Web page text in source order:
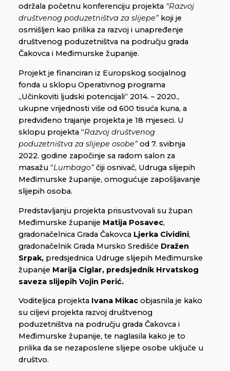
održala početnu konferenciju projekta “Razvoj
društvenog poduzetništva za slijepe” koji je
osmišljen kao prilika za razvoj i unapređenje
društvenog poduzetništva na području grada
Čakovca i Međimurske županije.
Projekt je financiran iz Europskog socijalnog
fonda u sklopu Operativnog programa
„Učinkoviti ljudski potencijali“ 2014. – 2020.,
ukupne vrijednosti više od 600 tisuća kuna, a
predviđeno trajanje projekta je 18 mjeseci. U
sklopu projekta “Razvoj društvenog
poduzetništva za slijepe osobe” od 7. svibnja
2022. godine započinje sa radom salon za
masažu “Lumbago” čiji osnivač, Udruga slijepih
Međimurske županije, omogućuje zapošljavanje
slijepih osoba.
Predstavljanju projekta prisustvovali su župan
Međimurske županije Matija Posavec,
gradonačelnica Grada Čakovca Ljerka Cividini,
gradonačelnik Grada Mursko Središće Dražen
Srpak, predsjednica Udruge slijepih Međimurske
županije Marija Ciglar, predsjednik Hrvatskog
saveza slijepih Vojin Perić.
Voditeljica projekta Ivana Mikac objasnila je kako
su ciljevi projekta razvoj društvenog
poduzetništva na području grada Čakovca i
Međimurske županije, te naglasila kako je to
prilika da se nezaposlene slijepe osobe uključe u
društvo.